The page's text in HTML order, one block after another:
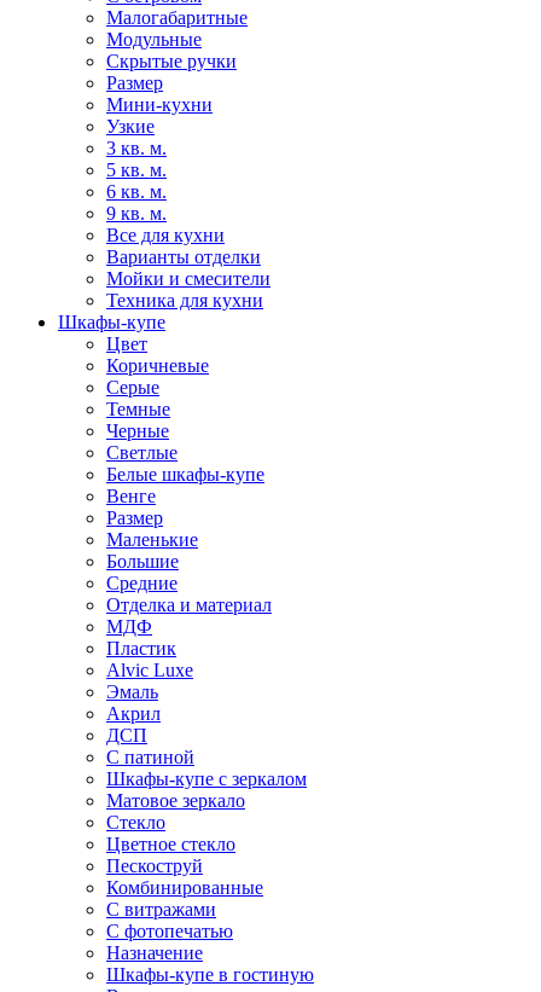
Малогабаритные
Модульные
Скрытые ручки
Размер
Мини-кухни
Узкие
3 кв. м.
5 кв. м.
6 кв. м.
9 кв. м.
Все для кухни
Варианты отделки
Мойки и смесители
Техника для кухни
Шкафы-купе
Цвет
Коричневые
Серые
Темные
Черные
Светлые
Белые шкафы-купе
Венге
Размер
Маленькие
Большие
Средние
Отделка и материал
МДФ
Пластик
Alvic Luxe
Эмаль
Акрил
ДСП
С патиной
Шкафы-купе с зеркалом
Матовое зеркало
Стекло
Цветное стекло
Пескоструй
Комбинированные
С витражами
С фотопечатью
Назначение
Шкафы-купе в гостиную